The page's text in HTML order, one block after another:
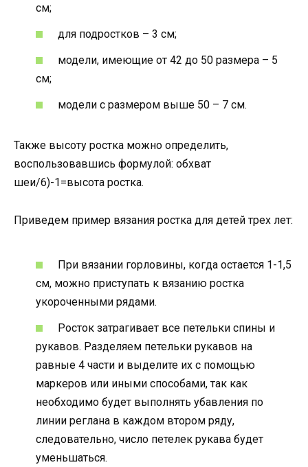
см;
для подростков – 3 см;
модели, имеющие от 42 до 50 размера – 5
см;
модели с размером выше 50 – 7 см.
Также высоту ростка можно определить,
воспользовавшись формулой: обхват
шеи/6)-1=высота ростка.
Приведем пример вязания ростка для детей трех лет:
При вязании горловины, когда остается 1-1,5
см, можно приступать к вязанию ростка
укороченными рядами.
Росток затрагивает все петельки спины и
рукавов. Разделяем петельки рукавов на
равные 4 части и выделите их с помощью
маркеров или иными способами, так как
необходимо будет выполнять убавления по
линии реглана в каждом втором ряду,
следовательно, число петелек рукава будет
уменьшаться.